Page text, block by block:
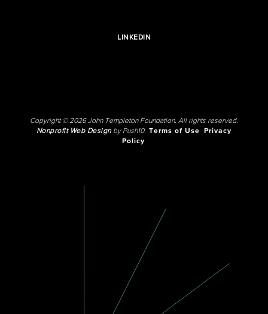
LINKEDIN
Copyright © 2026 John Templeton Foundation. All rights reserved.
Nonprofit Web Designby Push10. Terms of Use
Privacy
Policy